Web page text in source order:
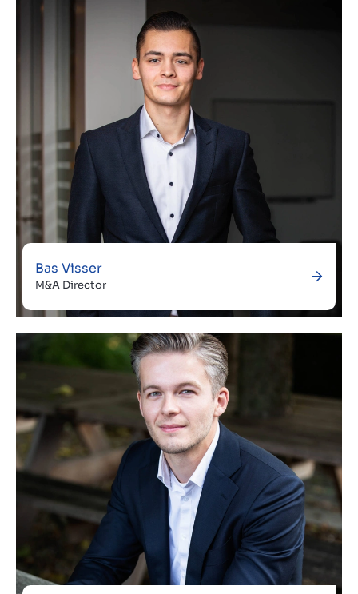
Bas Visser
M&A Director